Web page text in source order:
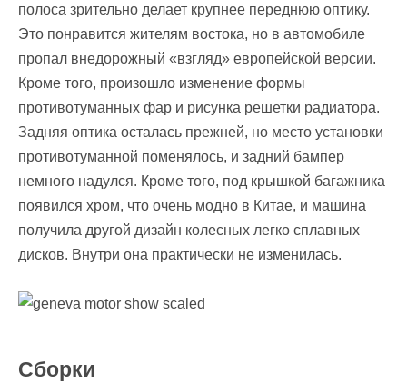
полоса зрительно делает крупнее переднюю оптику.
Это понравится жителям востока, но в автомобиле
пропал внедорожный «взгляд» европейской версии.
Кроме того, произошло изменение формы
противотуманных фар и рисунка решетки радиатора.
Задняя оптика осталась прежней, но место установки
противотуманной поменялось, и задний бампер
немного надулся. Кроме того, под крышкой багажника
появился хром, что очень модно в Китае, и машина
получила другой дизайн колесных легко сплавных
дисков. Внутри она практически не изменилась.
Сборки